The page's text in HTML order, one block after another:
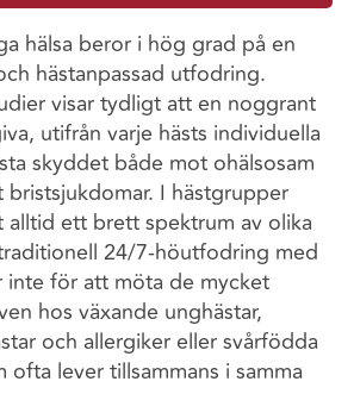
hälsa beror i hög grad på en
hästanpassad utfodring.
visar tydligt att en noggrant
utifrån varje hästs individuella
skyddet både mot ohälsosam
I hästgrupper
alltid ett brett spektrum av olika
24/7-höutfodring med
inte för att möta de mycket
hos växande unghästar,
och allergiker eller svårfödda
ofta lever tillsammans i samma